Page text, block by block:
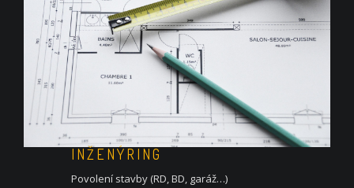
INŽENÝRING
Povolení stavby (RD, BD, garáž…)